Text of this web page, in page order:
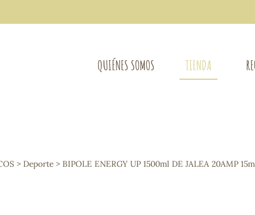
QUIÉNES SOMOS TIENDA
Osteo-articular
Mujer
> Deporte > BIPOLE ENERGY UP 1500ml DE JALEA 20AMP